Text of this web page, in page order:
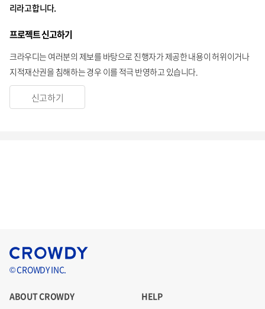
리라고 합니다.
프로젝트 신고하기
크라우디는 여러분의 제보를 바탕으로 진행자가 제공한 내용이 허위이거나
지적재산권을 침해하는 경우 이를 적극 반영하고 있습니다.
신고하기
© CROWDY INC.
ABOUT CROWDY HELP